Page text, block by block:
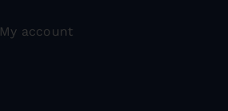
My account